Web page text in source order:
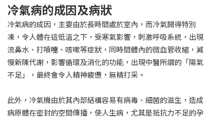
冷氣病的成因及病狀
冷氣病的成因，主要由於長時間處於室內，而冷氣開得特別
凍，令人體在這低溫之下，受寒氣影響，刺激呼吸系統，出現
流鼻水、打噴嚏、咳嗽等症狀，同時間體內的微血管收縮，減
慢新陳代謝，影響循環及消化的功能，出現中醫所謂的「陽氣
不足」，最終會令人精神疲憊，無精打采。
此外，冷氣機由於其內部結構容易有病毒、細菌的滋生，造成
病原體在密封的空間傳播，使人生病，尤其是抵抗力不足的孕